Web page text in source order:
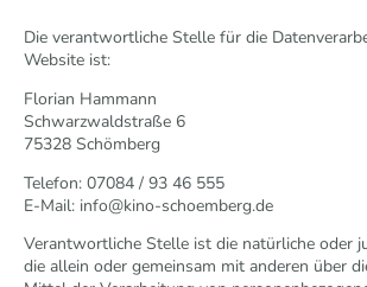
Die verantwortliche Stelle für die
Website ist:
Florian Hammann
Schwarzwaldstraße 6
75328 Schömberg
Telefon: 07084 / 93 46 555
E-Mail: info@kino-schoemberg.de
Verantwortliche Stelle ist die natürliche oder
die allein oder gemeinsam mit anderen über